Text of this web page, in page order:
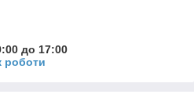
до 17:00
роботи